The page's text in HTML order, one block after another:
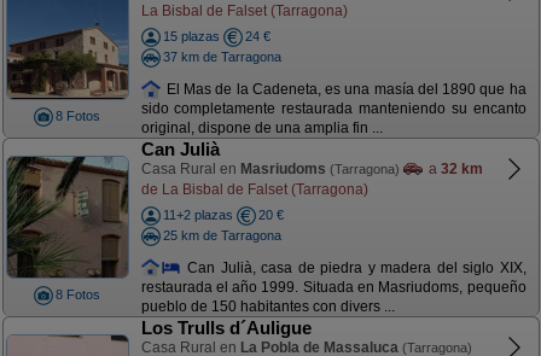
8 Fotos
La Bisbal de Falset (Tarragona)
15 plazas
24 €
37 km de Tarragona
El Mas de la Cadeneta, es una masía del 1890 que ha
sido completamente restaurada manteniendo su encanto
original, dispone de una amplia fin ...
8 Fotos
Can Julià
Casa Rural en Masriudoms (Tarragona) a 32 km
de La Bisbal de Falset (Tarragona)
11+2 plazas
20 €
25 km de Tarragona
Can Julià, casa de piedra y madera del siglo XIX,
restaurada el año 1999. Situada en Masriudoms, pequeño
pueblo de 150 habitantes con divers ...
Los Trulls d´Auligue
Casa Rural en La Pobla de Massaluca (Tarragona)